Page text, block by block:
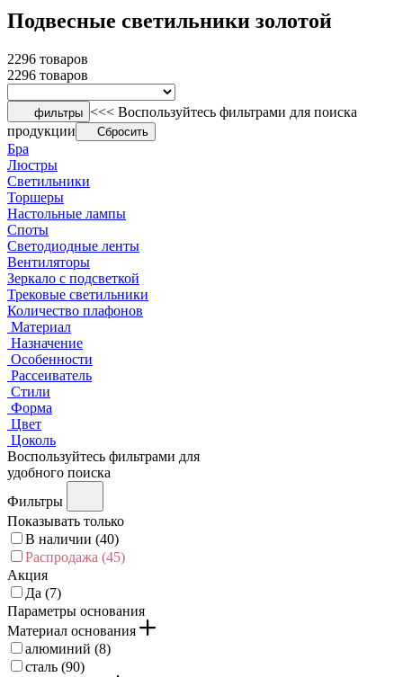
Подвесные светильники золотой
2296 товаров
2296 товаров
фильтры <<< Воспользуйтесь фильтрами для поиска
продукции
Сбросить
Бра
Люстры
Светильники
Торшеры
Настольные лампы
Споты
Светодиодные ленты
Вентиляторы
Зеркало с подсветкой
Трековые светильники
Количество плафонов
Материал
Назначение
Особенности
Рассеиватель
Стили
Форма
Цвет
Цоколь
Воспользуйтесь фильтрами для
удобного поиска
Фильтры
Показывать только
В наличии (40)
Распродажа (45)
Акция
Да (7)
Параметры основания
Материал основания
алюминий (8)
сталь (90)